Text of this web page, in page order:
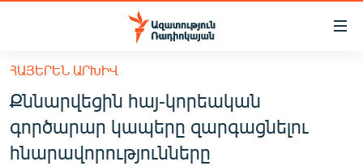
Մատչելիության
հիմնական
բովանդակությանը
հիմնական
մենյուին
ՀԱՅԱՍՏԱՆ
ՔԱՂԱՔԱԿԱՆ
ՀԱՅԵՐԵՆ ԱՐԽԻՎ
Քննարվեցին հայ-կորեական
գործարար կապերը զարգացնելու
հնարավորությունները